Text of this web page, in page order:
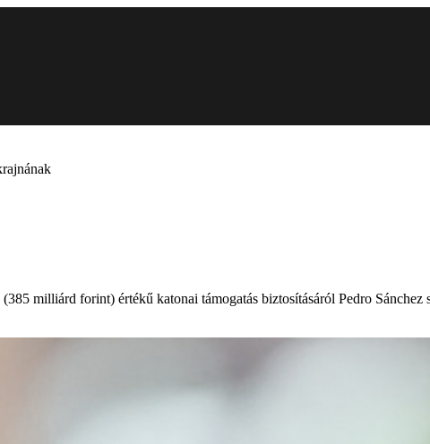
milliárd forint) értékű katonai támogatás biztosításáról Pedro